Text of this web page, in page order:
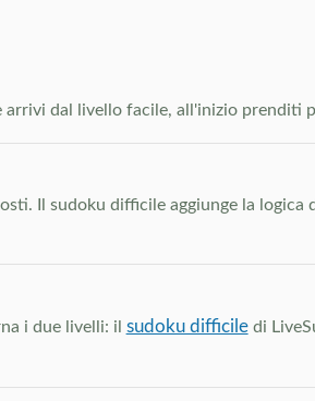
dal livello facile, all'inizio prenditi
Il sudoku difficile aggiunge la
i due livelli: il sudoku difficiledi